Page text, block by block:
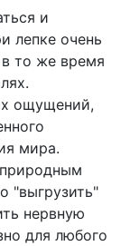
и
лепке очень
то же время
ощущений,
мира.
"выгрузить"
нервную
для любого